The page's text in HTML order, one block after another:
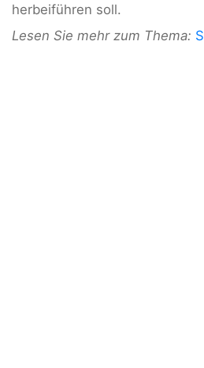
herbeiführen soll.
Lesen Sie mehr zum Thema: